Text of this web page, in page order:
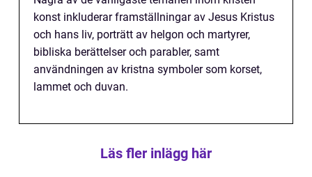
konst inkluderar framställningar av Jesus Kristus
och hans liv, porträtt av helgon och martyrer,
bibliska berättelser och parabler, samt
användningen av kristna symboler som korset,
lammet och duvan.
Läs fler inlägg här